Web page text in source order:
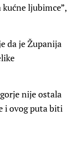
ljubimce”,
da je Županija
nije ostala
i ovog puta biti